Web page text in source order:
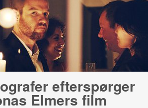
efterspørger
Elmers film